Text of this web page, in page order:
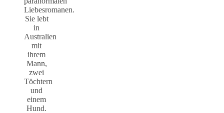
Liebesromanen.
Sie lebt
in
Australien
mit
ihrem
Mann,
zwei
Töchtern
und
einem
Hund.